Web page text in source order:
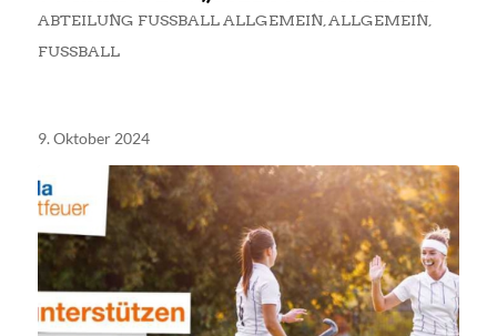
ABTEILUNG FUSSBALL ALLGEMEIN , ALLGEMEIN,
FUSSBALL
9. Oktober 2024